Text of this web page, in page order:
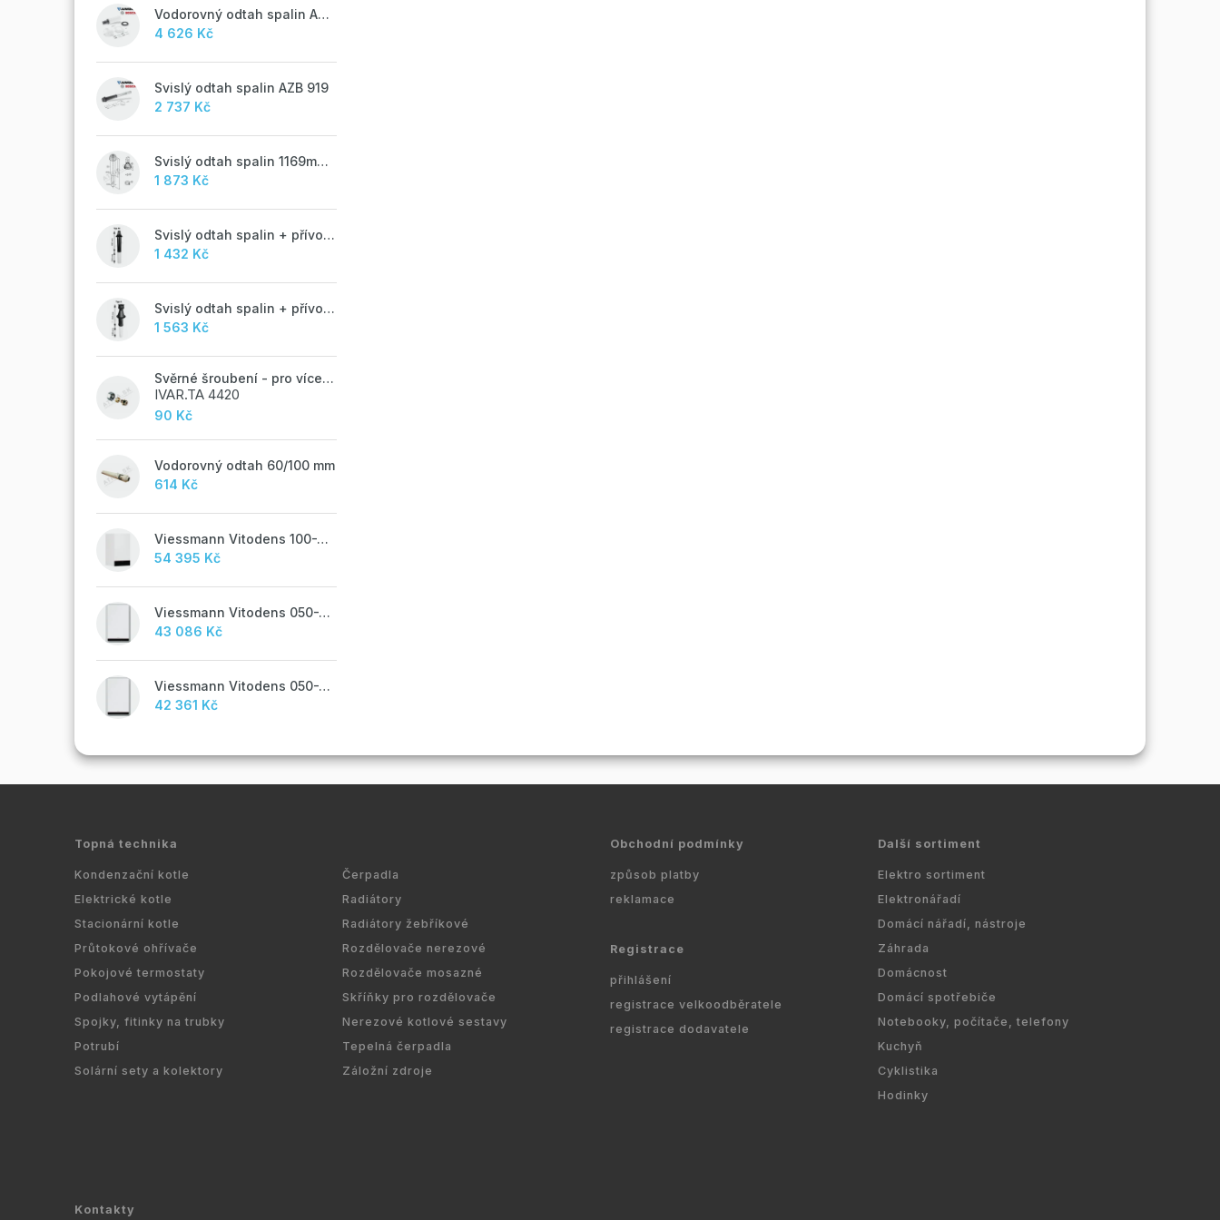
Vodorovný odtah spalin AZB 918
4 626 Kč
Svislý odtah spalin AZB 919
2 737 Kč
Svislý odtah spalin 1169mm, AZB 917
1 873 Kč
Svislý odtah spalin + přívod vzduchu 60/100 mm - M
1 432 Kč
Svislý odtah spalin + přívod vzduchu 60/100 mm - A
1 563 Kč
Svěrné šroubení - pro vícevrstvé potrubí ALPEX - 16x2 ALU-EK
IVAR.TA 4420
90 Kč
Vodorovný odtah 60/100 mm
614 Kč
Viessmann Vitodens 100-W, 19 kW
54 395 Kč
Viessmann Vitodens 050-W, 19 kW, TUV
43 086 Kč
Viessmann Vitodens 050-W, 19 kW
42 361 Kč
Topná technika
Kondenzační kotle
Elektrické kotle
Stacionární kotle
Průtokové ohřívače
Pokojové termostaty
Podlahové vytápění
Spojky, fitinky na trubky
Potrubí
Solární sety a kolektory
Čerpadla
Radiátory
Radiátory žebříkové
Rozdělovače nerezové
Rozdělovače mosazné
Skříňky pro rozdělovače
Nerezové kotlové sestavy
Tepelná čerpadla
Záložní zdroje
Obchodní podmínky
způsob platby
reklamace
Registrace
přihlášení
registrace velkoodběratele
registrace dodavatele
Další sortiment
Elektro sortiment
Elektronářadí
Domácí nářadí, nástroje
Záhrada
Domácnost
Domácí spotřebiče
Notebooky, počítače, telefony
Kuchyň
Cyklistika
Hodinky
Kontakty